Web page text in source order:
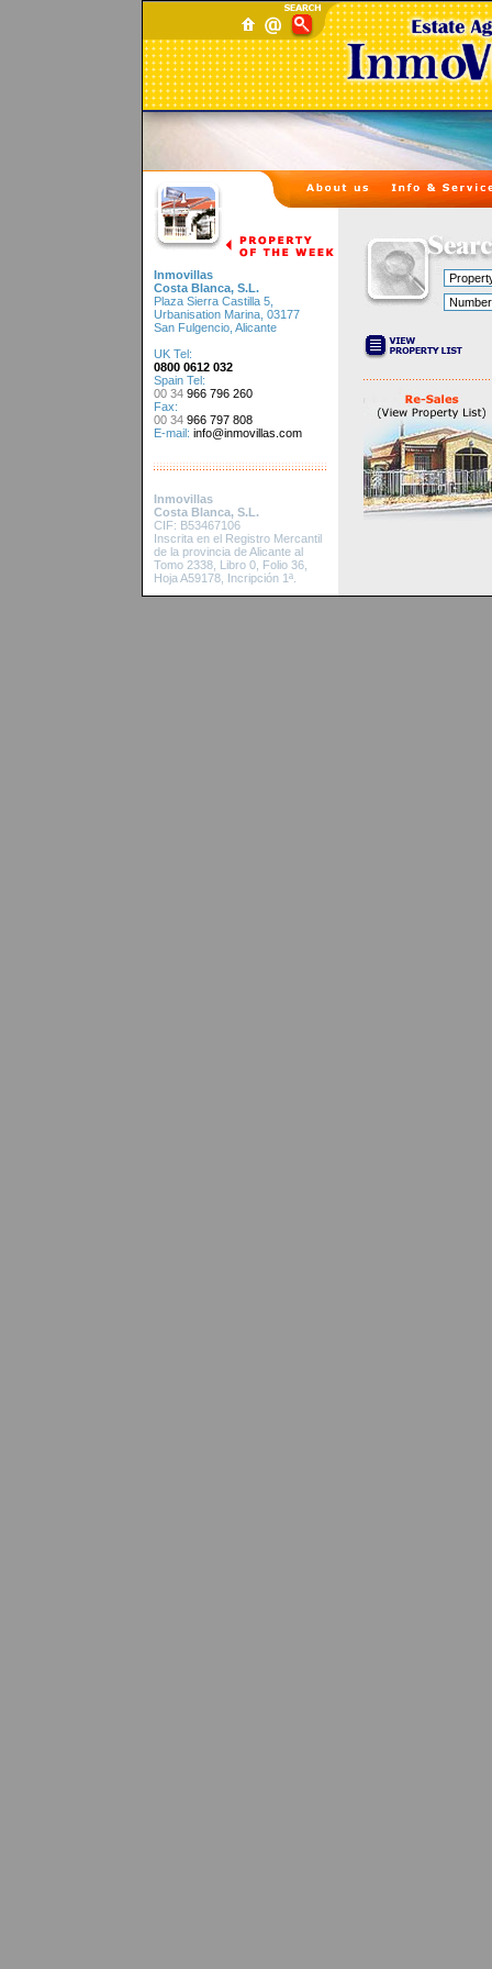
Inmovillas
Costa Blanca, S.L.
Plaza Sierra Castilla 5,
Urbanisation Marina, 03177
San Fulgencio, Alicante
UK Tel:
0800 0612 032
Spain Tel:
00 34 966 796 260
Fax:
00 34 966 797 808
E-mail: info@inmovillas.com
Inmovillas
Costa Blanca, S.L.
CIF: B53467106
Inscrita en el Registro Mercantil
de la provincia de Alicante al
Tomo 2338, Libro 0, Folio 36,
Hoja A59178, Incripción 1ª.